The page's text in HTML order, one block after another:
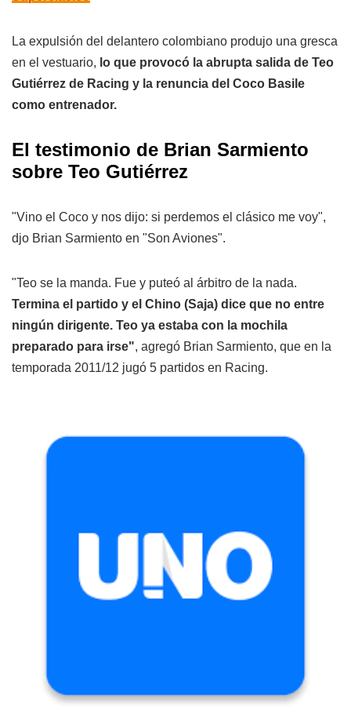
La expulsión del delantero colombiano produjo una gresca
en el vestuario, lo que provocó la abrupta salida de Teo
Gutiérrez de Racing y la renuncia del Coco Basile
como entrenador.
El testimonio de Brian Sarmiento
sobre Teo Gutiérrez
"Vino el Coco y nos dijo: si perdemos el clásico me voy",
djo Brian Sarmiento en "Son Aviones".
"Teo se la manda. Fue y puteó al árbitro de la nada.
Termina el partido y el Chino (Saja) dice que no entre
ningún dirigente. Teo ya estaba con la mochila
preparado para irse", agregó Brian Sarmiento, que en la
temporada 2011/12 jugó 5 partidos en Racing.